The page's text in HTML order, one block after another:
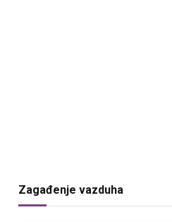
Zagađenje vazduha